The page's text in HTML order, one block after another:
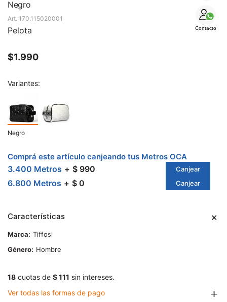
Negro
Contacto
170.115020001
Pelota
$1.990
Variantes:
Negro
Comprá este artículo canjeando tus Metros OCA
3.400 Metros $ 990 Canjear
6.800 Metros $ 0 Canjear
Características
Marca
Tiffosi
Género
Hombre
18 cuotas de $ 111 sin intereses.
Ver todas las formas de pago